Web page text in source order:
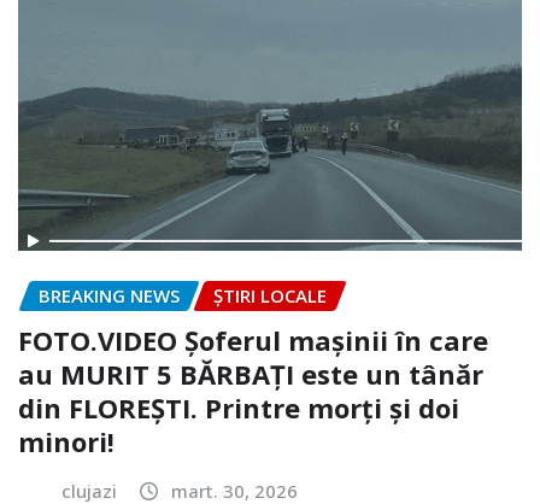
BREAKING NEWS ȘTIRI LOCALE
FOTO.VIDEO Șoferul mașinii în care
au MURIT 5 BĂRBAȚI este un tânăr
din FLOREȘTI. Printre morți și doi
minori!
clujazi mart. 30, 2026